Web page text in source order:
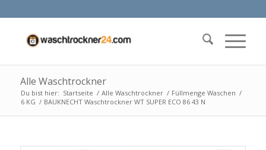
Alle Waschtrockner
Du bist hier: Startseite / Alle Waschtrockner / Füllmenge Waschen /
6 KG / BAUKNECHT Waschtrockner WT SUPER ECO 86 43 N